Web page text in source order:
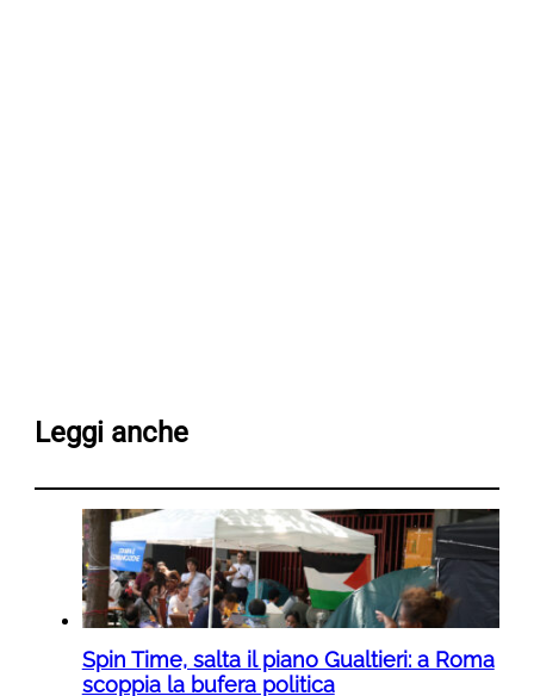
Leggi anche
Spin Time, salta il piano Gualtieri: a Roma
scoppia la bufera politica